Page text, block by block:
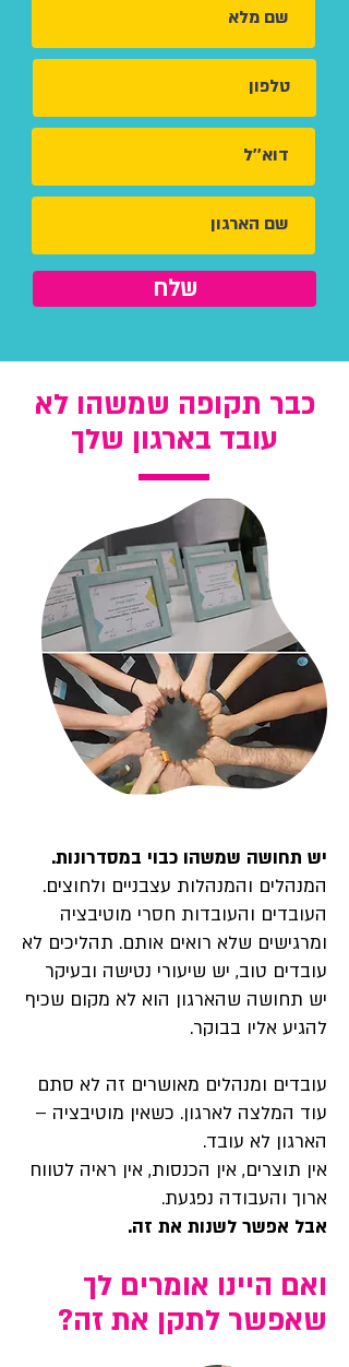
שלח
כבר תקופה שמשהו לא
עובד בארגון שלך
יש תחושה שמשהו כבוי במסדרונות.
המנהלים והמנהלות עצבניים ולחוצים.
העובדים והעובדות חסרי מוטיבציה
ומרגישים שלא רואים אותם. תהליכים לא
עובדים טוב, יש שיעורי נטישה ובעיקר
יש תחושה שהארגון הוא לא מקום שכיף
להגיע אליו בבוקר.
עובדים ומנהלים מאושרים זה לא סתם
עוד המלצה לארגון. כשאין מוטיבציה –
הארגון לא עובד.
אין תוצרים, אין הכנסות, אין ראיה לטווח
ארוך והעבודה נפגעת.
אבל אפשר לשנות את זה.
ואם היינו אומרים לך
שאפשר לתקן את זה?